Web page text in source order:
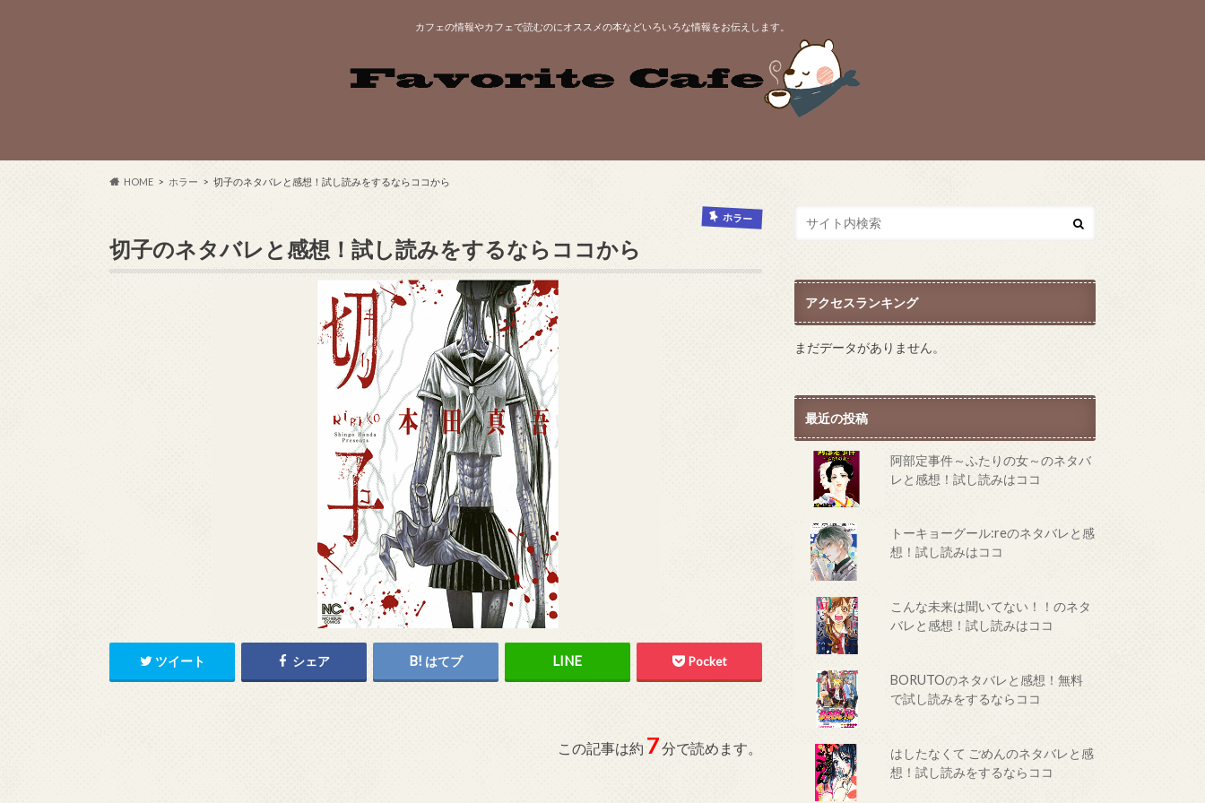
カフェの情報やカフェで読むのにオススメの本などいろいろな情報をお伝えします。
HOME ホラー 切子のネタバレと感想！試し読みをするならココから
ホラー
切子のネタバレと感想！試し読みをするならココから
ツイート シェア はてブ Pocket
この記事は約 7分で読めます。
アクセスランキング
まだデータがありません。
最近の投稿
阿部定事件～ふたりの女～のネタバ
レと感想！試し読みはココ
トーキョーグール:reのネタバレと感
想！試し読みはココ
こんな未来は聞いてない！！のネタ
バレと感想！試し読みはココ
BORUTOのネタバレと感想！無料
で試し読みをするならココ
はしたなくて ごめんのネタバレと感
想！試し読みをするならココ